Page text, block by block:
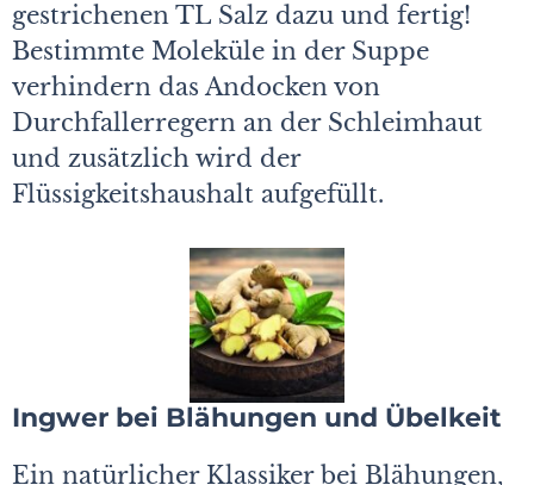
gestrichenen TL Salz dazu und fertig!
Bestimmte Moleküle in der Suppe
verhindern das Andocken von
Durchfallerregern an der Schleimhaut
und zusätzlich wird der
Flüssigkeitshaushalt aufgefüllt.
Ingwer bei Blähungen und Übelkeit
Ein natürlicher Klassiker bei Blähungen,